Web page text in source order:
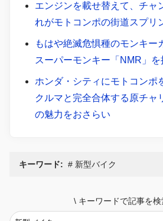
エンジンを載せ替えて、チャ
れがモトコンポの街道スプリ
もはや絶滅危惧種のモンキ
スーパーモンキー「NMR」を
ホンダ・シティにモトコンポ
クルマと完全合体する原チャ
の魅力をおさらい
キーワード: 新型バイク
\ キーワードで記事を検